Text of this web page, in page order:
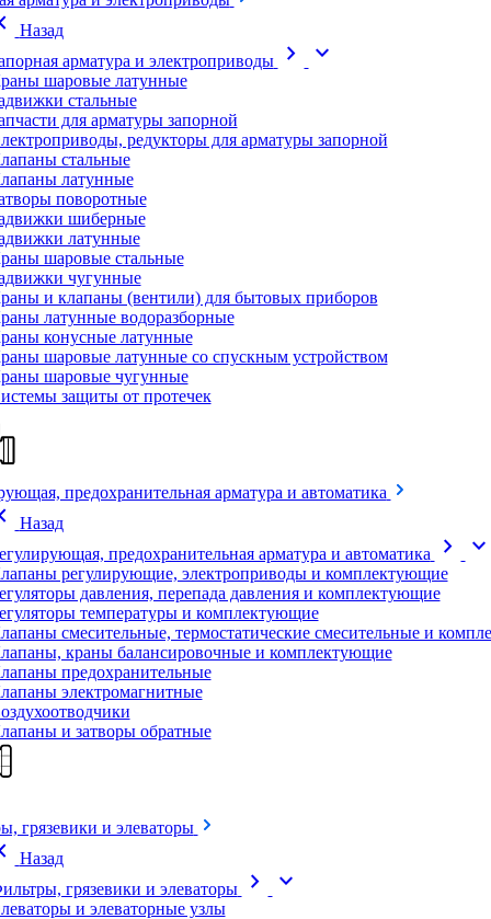
Назад
арматура и электроприводы
chevron_right expand_more
шаровые латунные
стальные
для арматуры запорной
редукторы для арматуры запорной
стальные
латунные
поворотные
шиберные
латунные
шаровые стальные
чугунные
и клапаны (вентили) для бытовых приборов
латунные водоразборные
конусные латунные
шаровые латунные со спускным устройством
шаровые чугунные
защиты от протечек
предохранительная арматура и автоматика
Назад
предохранительная арматура и автоматика
chevron_right expand_more
регулирующие, электроприводы и комплектующие
давления, перепада давления и комплектующие
температуры и комплектующие
смесительные, термостатические смесительные и
краны балансировочные и комплектующие
предохранительные
электромагнитные
и затворы обратные
грязевики и элеваторы
Назад
грязевики и элеваторы
chevron_right expand_more
и элеваторные узлы